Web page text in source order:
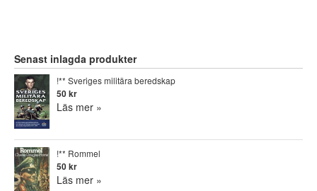
Senast inlagda produkter
!** Sveriges militära beredskap
50 kr
Läs mer »
!** Rommel
50 kr
Läs mer »